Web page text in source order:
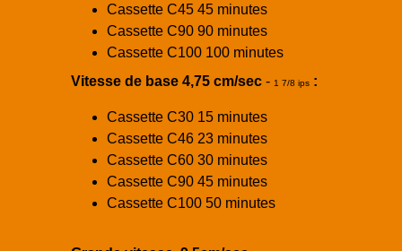
Cassette C45 45 minutes
Cassette C90 90 minutes
Cassette C100 100 minutes
Vitesse de base 4,75 cm/sec - 1 7/8 ips :
Cassette C30 15 minutes
Cassette C46 23 minutes
Cassette C60 30 minutes
Cassette C90 45 minutes
Cassette C100 50 minutes